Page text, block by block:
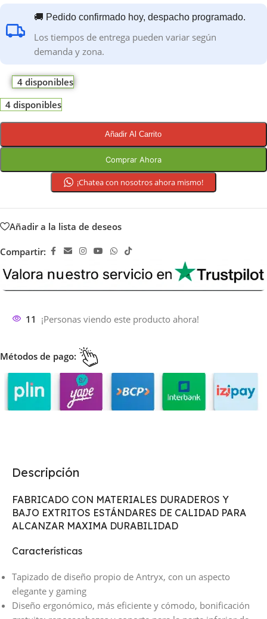
🚚 Pedido confirmado hoy, despacho programado.
Los tiempos de entrega pueden variar según
demanda y zona.
4 disponibles
4 disponibles
Añadir Al Carrito
Comprar Ahora
¡Chatea con nosotros ahora mismo!
Añadir a la lista de deseos
Compartir:
11 ¡Personas viendo este producto ahora!
Métodos de pago:
Descripción
FABRICADO CON MATERIALES DURADEROS Y
BAJO EXTRITOS ESTÁNDARES DE CALIDAD PARA
ALCANZAR MAXIMA DURABILIDAD
Características
Tapizado de diseño propio de Antryx, con un aspecto
elegante y gaming
Diseño ergonómico, más eficiente y cómodo, bonificación